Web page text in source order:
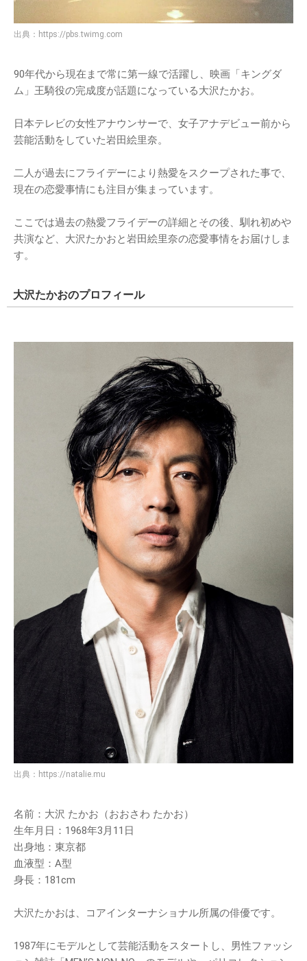
出典： https://pbs.twimg.com
90年代から現在まで常に第一線で活躍し、映画「キングダ
ム」王騎役の完成度が話題になっている大沢たかお。
日本テレビの女性アナウンサーで、女子アナデビュー前から
芸能活動をしていた岩田絵里奈。
二人が過去にフライデーにより熱愛をスクープされた事で、
現在の恋愛事情にも注目が集まっています。
ここでは過去の熱愛フライデーの詳細とその後、馴れ初めや
共演など、大沢たかおと岩田絵里奈の恋愛事情をお届けしま
す。
大沢たかおのプロフィール
出典： https://natalie.mu
名前：大沢 たかお（おおさわ たかお）
生年月日：1968年3月11日
出身地：東京都
血液型：A型
身長：181cm
大沢たかおは、コアインターナショナル所属の俳優です。
1987年にモデルとして芸能活動をスタートし、男性ファッシ